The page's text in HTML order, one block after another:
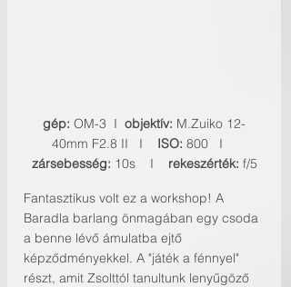
gép: OM-3  I objektív: M.Zuiko 12-
40mm F2.8 II   I ISO: 800   I
zársebesség: 10s    I rekeszérték: f/5
Fantasztikus volt ez a workshop! A
Baradla barlang önmagában egy csoda
a benne lévő ámulatba ejtő
képződményekkel. A "játék a fénnyel"
részt, amit Zsolttól tanultunk lenyűgöző